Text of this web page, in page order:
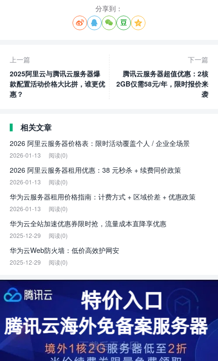
分享到：
    
上一篇
2025阿里云与腾讯云服务器爆
款配置活动价格大比拼，谁更优
惠？
下一篇
腾讯云服务器超值优惠：2核
2GB仅需58元/年，限时报价来
袭
相关文章
2026 阿里云服务器价格表：限时活动覆盖个人 / 企业全场景
2026-01-13 阅读(0)
2026 阿里云服务器租用优惠：38 元秒杀 + 续费同价政策
2026-01-13 阅读(0)
华为云服务器租用价格指南：计费方式 + 区域价差 + 优惠政策
2026-01-13 阅读(0)
华为云全站加速优惠券限时抢，流量成本直降享优惠
2025-12-29 阅读(0)
华为云Web防火墙：低价高效护网安
2025-12-29 阅读(0)